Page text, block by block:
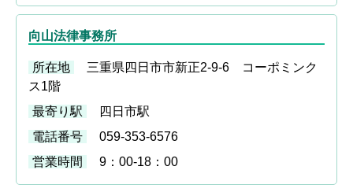
向山法律事務所
所在地
三重県四日市市新正2-9-6 コーポミンク
ス1階
最寄り駅
四日市駅
電話番号
059-353-6576
営業時間
9：00-18：00
骨折の体験談
後遺障害の体験談
弁護士費用を知る
弁護士を探す